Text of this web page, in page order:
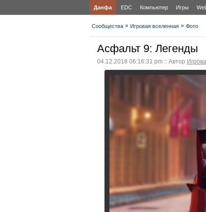
Данфа EDC Компьютер Игры
Сообщества » Игровая вселенная » Фото
Асфальт 9: Легенды
04.12.2018 06:16:31 pm :: Автор